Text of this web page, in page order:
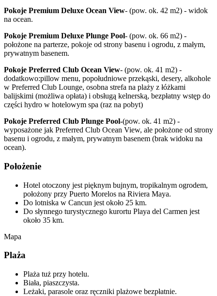
Pokoje Premium Deluxe Ocean View- (pow. ok. 42 m2) - widok
na ocean.
Pokoje Premium Deluxe Plunge Pool- (pow. ok. 66 m2) -
położone na parterze, pokoje od strony basenu i ogrodu, z małym,
prywatnym basenem.
Pokoje Preferred Club Ocean View- (pow. ok. 41 m2) -
dodatkowo:pillow menu, popołudniowe przekąski, desery, alkohole
w Preferred Club Lounge, osobna strefa na plaży z łóżkami
balijskimi (możliwa opłata) i obsługą kelnerską, bezpłatny wstęp do
części hydro w hotelowym spa (raz na pobyt)
Pokoje Preferred Club Plunge Pool-(pow. ok. 41 m2) -
wyposażone jak Preferred Club Ocean View, ale położone od strony
basenu i ogrodu, z małym, prywatnym basenem (brak widoku na
ocean).
Położenie
Hotel otoczony jest pięknym bujnym, tropikalnym ogrodem,
położony przy Puerto Morelos na Riviera Maya.
Do lotniska w Cancun jest około 25 km.
Do słynnego turystycznego kurortu Playa del Carmen jest
około 35 km.
Mapa
Plaża
Plaża tuż przy hotelu.
Biała, piaszczysta.
Leżaki, parasole oraz ręczniki plażowe bezpłatnie.